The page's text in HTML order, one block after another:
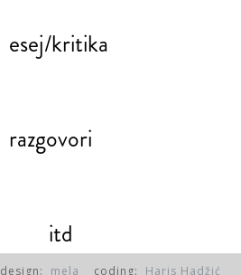
esej/kritika
razgovori
itd
design: mela coding: Haris Hadžić